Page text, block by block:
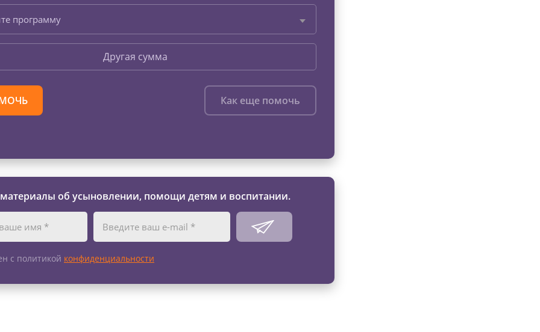
программу
Другая сумма
Как еще помочь
об усыновлении, помощи детям и воспитании.
с политикой конфиденциальности